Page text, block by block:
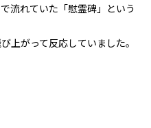
流れていた「慰霊碑」という
上がって反応していました。